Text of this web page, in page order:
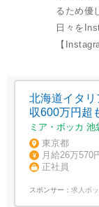
るため優
日々を
【
北海道イタ
収600万円超
規定あり
ミア・ボッカ 池
東京都
月給26万570
正社員
スポンサー： 求人ボ